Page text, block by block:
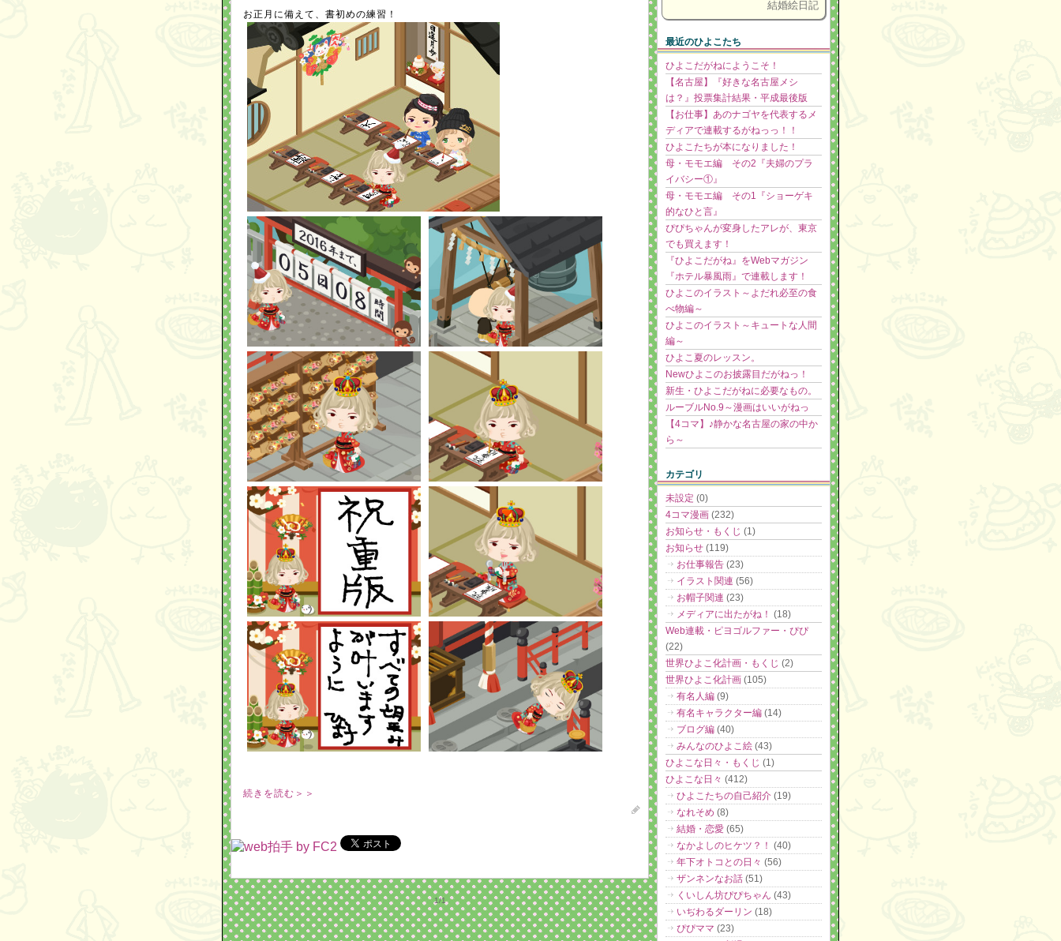
お正月に備えて、書初めの練習！
続きを読む＞＞
1/1
結婚絵日記
最近のひよこたち
ひよこだがねにようこそ！
【名古屋】『好きな名古屋メシ
は？』投票集計結果・平成最後版
【お仕事】あのナゴヤを代表するメ
ディアで連載するがねっっ！！
ひよこたちが本になりました！
母・モモエ編 その2『夫婦のプラ
イバシー①』
母・モモエ編 その1『ショーゲキ
的なひと言』
ぴぴちゃんが変身したアレが、東京
でも買えます！
『ひよこだがね』をWebマガジン
『ホテル暴風雨』で連載します！
ひよこのイラスト～よだれ必至の食
べ物編～
ひよこのイラスト～キュートな人間
編～
ひよこ夏のレッスン。
Newひよこのお披露目だがねっ！
新生・ひよこだがねに必要なもの。
ルーブルNo.9～漫画はいいがねっ
【4コマ】♪静かな名古屋の家の中か
ら～
カテゴリ
未設定 (0)
4コマ漫画 (232)
お知らせ・もくじ (1)
お知らせ (119)
お仕事報告(23)
イラスト関連 (56)
お帽子関連 (23)
メディアに出たがね！
(18)
Web連載・ピヨゴルファー・ぴぴ
(22)
世界ひよこ化計画・もくじ (2)
世界ひよこ化計画 (105)
有名人編(9)
有名キャラクター編(14)
ブログ編(40)
みんなのひよこ絵(43)
ひよこな日々・もくじ (1)
ひよこな日々 (412)
ひよこたちの自己紹介(19)
なれそめ (8)
結婚・恋愛(65)
なかよしのヒケツ？！
(40)
年下オトコとの日々 (56)
ザンネンなお話(51)
くいしん坊ぴぴちゃん (43)
いぢわるダーリン (18)
ぴぴママ (23)